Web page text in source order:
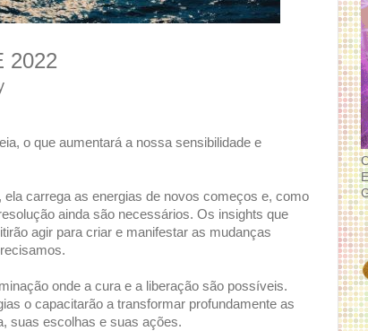
2022
o que aumentará a nossa sensibilidade e
carrega as energias de novos começos e, como
ainda são necessários. Os insights que
agir para criar e manifestar as mudanças
onde a cura e a liberação são possíveis.
o capacitarão a transformar profundamente as
suas escolhas e suas ações.